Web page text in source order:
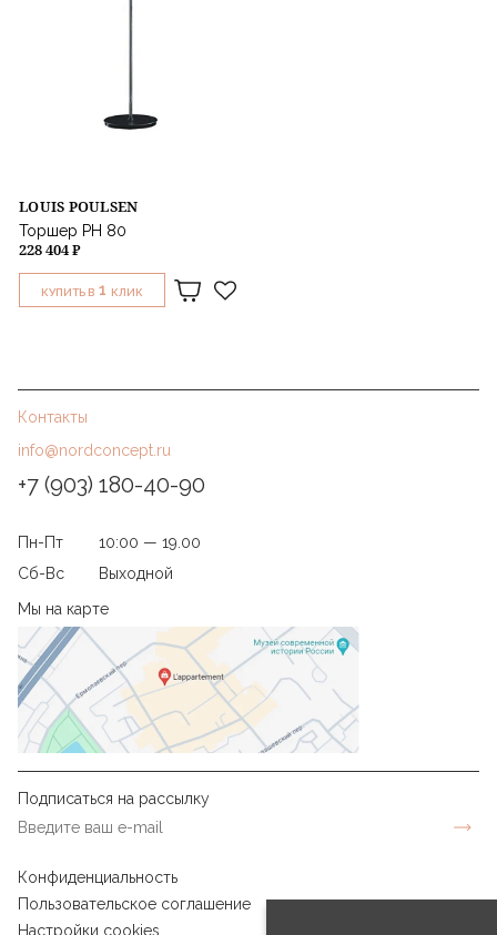
LOUIS POULSEN
Торшер PH 80
228 404 ₽
КУПИТЬ В 1 КЛИК
Контакты
info@nordconcept.ru
+7 (903) 180-40-90
Пн-Пт
10:00 — 19.00
Сб-Вс
Выходной
Мы на карте
Подписаться на рассылку
Конфиденциальность
Пользовательское соглашение
Настройки cookies